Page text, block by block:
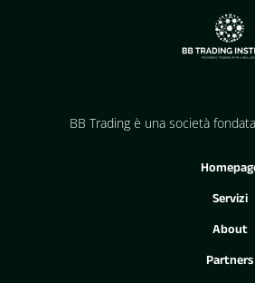
BB Trading è una società
Servizi
About
Partners